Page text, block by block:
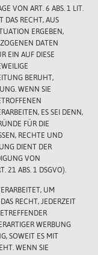
VON ART. 6 ABS. 1 LIT.
DAS RECHT, AUS
ERGEBEN,
DATEN
EIN AUF DIESE
BERUHT,
WENN SIE
ES SEI DENN,
FÜR DIE
RECHTE UND
DIENT DER
VON
21 ABS. 1 DSGVO).
UM
RECHT, JEDERZEIT
WERBUNG
SOWEIT ES MIT
WENN SIE